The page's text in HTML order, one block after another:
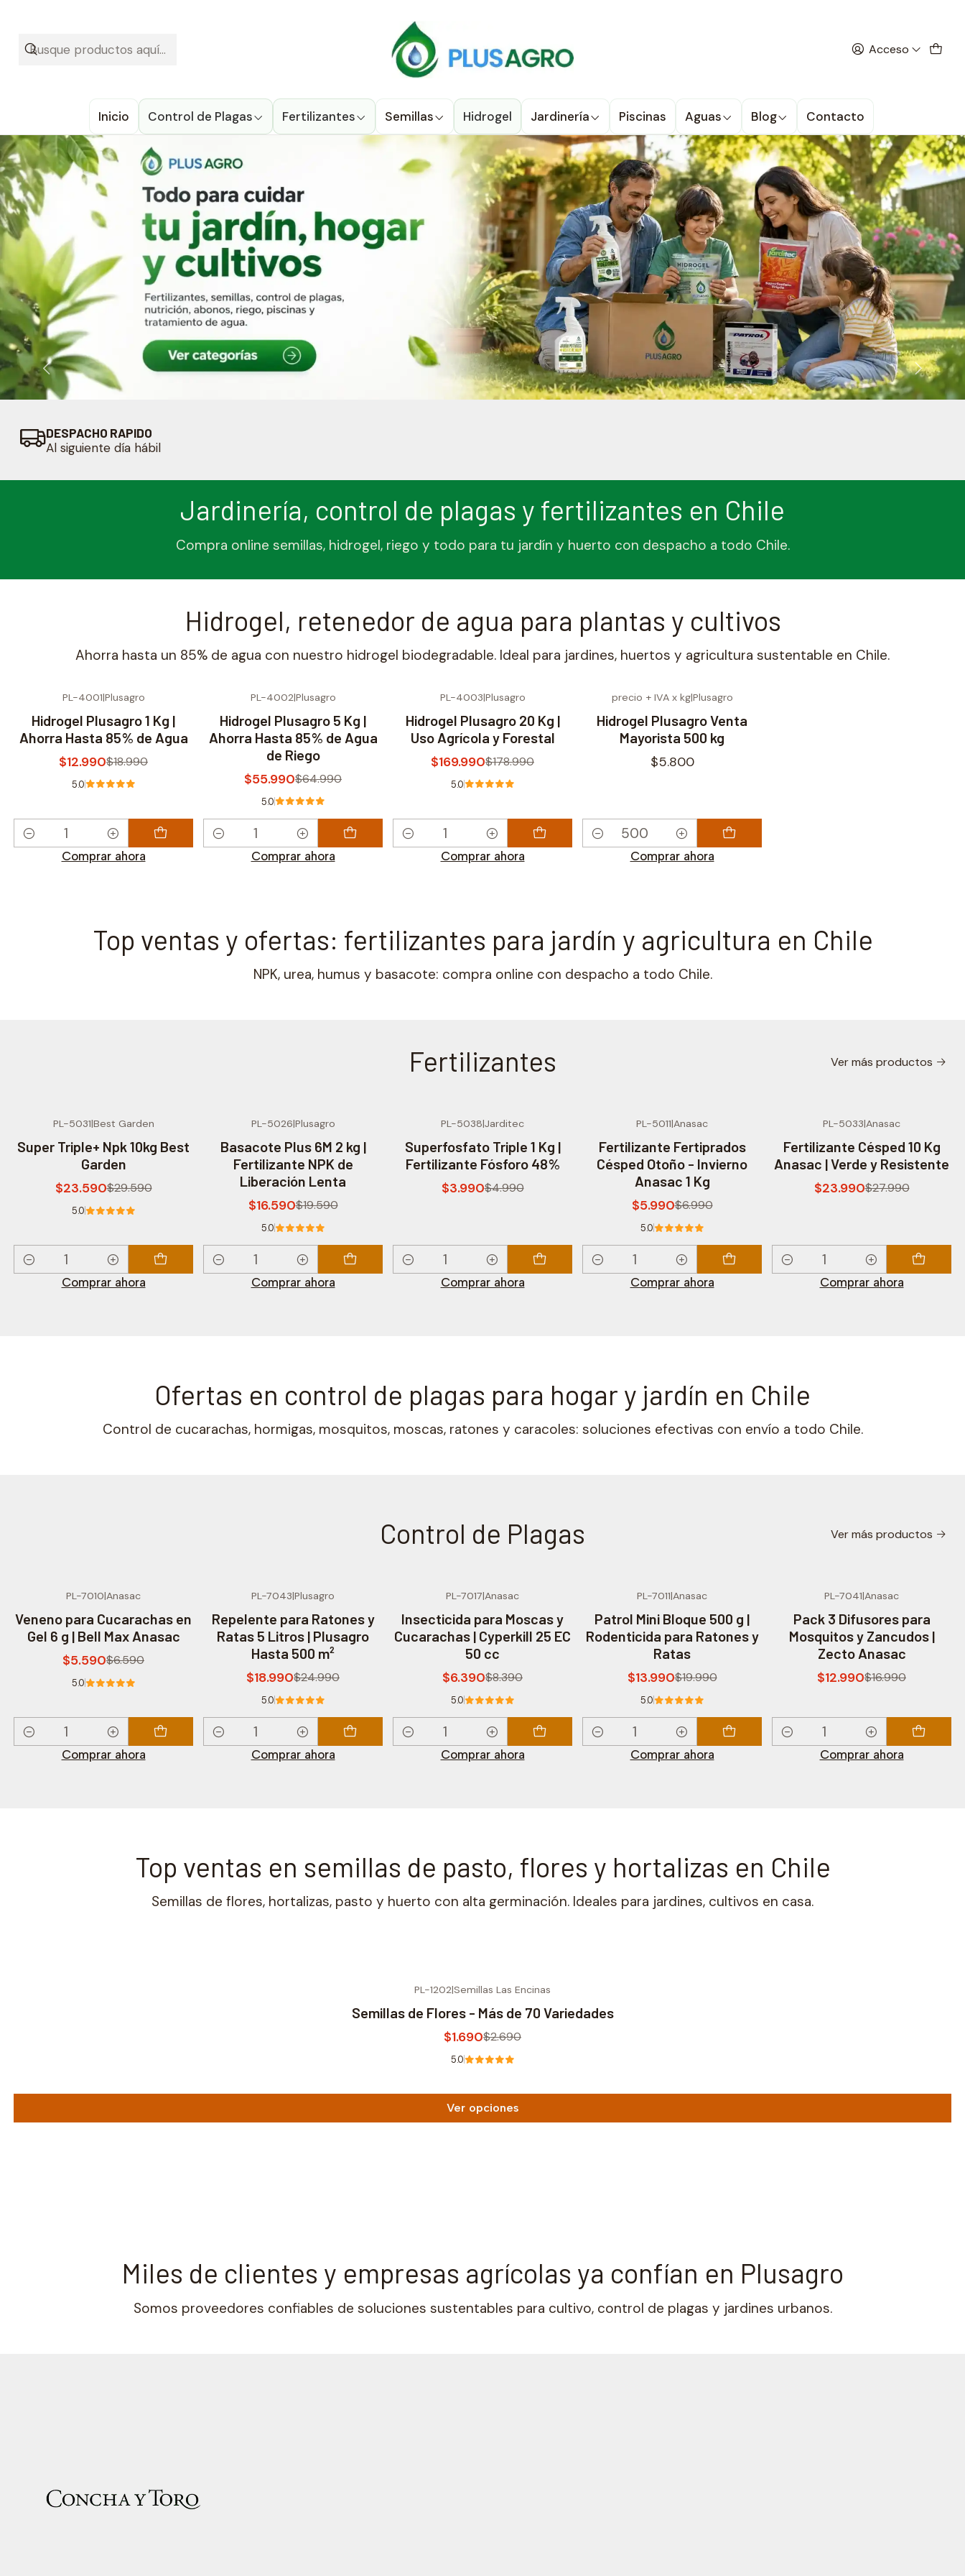
Acceso
Inicio Control de Plagas Fertilizantes Semillas Hidrogel Jardinería Piscinas Aguas Blog Contacto
Hidrogel, control de plagas, fertilizantes, jardinería y agricultura
DESPACHO RAPIDO
Al siguiente día hábil
Jardinería, control de plagas y fertilizantes en Chile
Compra online semillas, hidrogel, riego y todo para tu jardín y huerto con despacho a todo Chile.
Hidrogel, retenedor de agua para plantas y cultivos
Ahorra hasta un 85% de agua con nuestro hidrogel biodegradable. Ideal para jardines, huertos y agricultura sustentable en Chile.
PL-4001|Plusagro
Hidrogel Plusagro 1 Kg |
Ahorra Hasta 85% de Agua
$12.990$18.990
5.0
Cantidad
Comprar ahora
PL-4002|Plusagro
Hidrogel Plusagro 5 Kg |
Ahorra Hasta 85% de Agua
de Riego
$55.990$64.990
5.0
Cantidad
Comprar ahora
PL-4003|Plusagro
Hidrogel Plusagro 20 Kg |
Uso Agrícola y Forestal
$169.990$178.990
5.0
Cantidad
Comprar ahora
precio + IVA x kg|Plusagro
Hidrogel Plusagro Venta
Mayorista 500 kg
$5.800
Cantidad
Comprar ahora
Top ventas y ofertas: fertilizantes para jardín y agricultura en Chile
NPK, urea, humus y basacote: compra online con despacho a todo Chile.
Fertilizantes Ver más productos
PL-5031|Best Garden
Super Triple+ Npk 10kg Best
Garden
$23.590$29.590
5.0
Cantidad
Comprar ahora
PL-5026|Plusagro
Basacote Plus 6M 2 kg |
Fertilizante NPK de
Liberación Lenta
$16.590$19.590
5.0
Cantidad
Comprar ahora
PL-5038|Jarditec
Superfosfato Triple 1 Kg |
Fertilizante Fósforo 48%
$3.990$4.990
Cantidad
Comprar ahora
PL-5011|Anasac
Fertilizante Fertiprados
Césped Otoño - Invierno
Anasac 1 Kg
$5.990$6.990
5.0
Cantidad
Comprar ahora
PL-5033|Anasac
Fertilizante Césped 10 Kg
Anasac | Verde y Resistente
$23.990$27.990
Cantidad
Comprar ahora
Ofertas en control de plagas para hogar y jardín en Chile
Control de cucarachas, hormigas, mosquitos, moscas, ratones y caracoles: soluciones efectivas con envío a todo Chile.
Control de Plagas Ver más productos
PL-7010|Anasac
Veneno para Cucarachas en
Gel 6 g | Bell Max Anasac
$5.590$6.590
5.0
Cantidad
Comprar ahora
PL-7043|Plusagro
Repelente para Ratones y
Ratas 5 Litros | Plusagro
Hasta 500 m²
$18.990$24.990
5.0
Cantidad
Comprar ahora
PL-7017|Anasac
Insecticida para Moscas y
Cucarachas | Cyperkill 25 EC
50 cc
$6.390$8.390
5.0
Cantidad
Comprar ahora
PL-7011|Anasac
Patrol Mini Bloque 500 g |
Rodenticida para Ratones y
Ratas
$13.990$19.990
5.0
Cantidad
Comprar ahora
PL-7041|Anasac
Pack 3 Difusores para
Mosquitos y Zancudos |
Zecto Anasac
$12.990$16.990
Cantidad
Comprar ahora
Top ventas en semillas de pasto, flores y hortalizas en Chile
Semillas de flores, hortalizas, pasto y huerto con alta germinación. Ideales para jardines, cultivos en casa.
PL-1202|Semillas Las Encinas
Semillas de Flores - Más de 70 Variedades
$1.690$2.690
5.0
Ver opciones
Miles de clientes y empresas agrícolas ya confían en Plusagro
Somos proveedores confiables de soluciones sustentables para cultivo, control de plagas y jardines urbanos.